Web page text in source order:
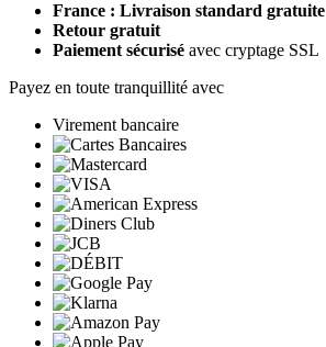
France : Livraison standard gratuite
Retour gratuit
Paiement sécurisé avec cryptage SSL
Payez en toute tranquillité avec
Virement bancaire